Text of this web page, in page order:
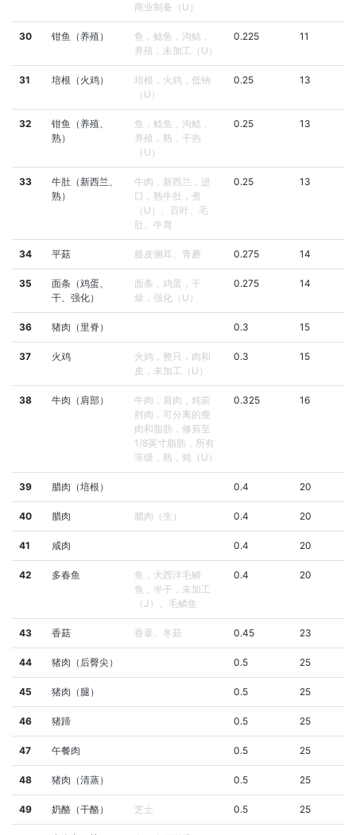
商业制备（U）
30 钳鱼（养殖）
鱼，鲶鱼，沟鲶，
养殖，未加工（U）
0.225 11
31 培根（火鸡）
培根，火鸡，低钠
（U）
0.25 13
32
钳鱼（养殖、
熟）
鱼，鲶鱼，沟鲶，
养殖，熟，干热
（U）
0.25 13
33
牛肚（新西兰、
熟）
牛肉，新西兰，进
口，熟牛肚，煮
（U）、百叶、毛
肚、牛胃
0.25 13
34 平菇 糙皮侧耳、青蘑 0.275 14
35
面条（鸡蛋、
干、强化）
面条，鸡蛋，干
燥，强化（U）
0.275 14
36 猪肉（里脊） 0.3 15
37 火鸡
火鸡，整只，肉和
皮，未加工（U）
0.3 15
38 牛肉（肩部）
牛肉，肩肉，炖前
肘肉，可分离的瘦
肉和脂肪，修剪至
1/8英寸脂肪，所有
等级，熟，炖（U）
0.325 16
39 腊肉（培根） 0.4 20
40 腊肉 腊肉（生） 0.4 20
41 咸肉 0.4 20
42 多春鱼
鱼，大西洋毛鳞
鱼，半干，未加工
（J）、毛鳞鱼
0.4 20
43 香菇 香蔁、冬菇 0.45 23
44 猪肉（后臀尖） 0.5 25
45 猪肉（腿） 0.5 25
46 猪蹄 0.5 25
47 午餐肉 0.5 25
48 猪肉（清蒸） 0.5 25
49 奶酪（干酪） 芝士 0.5 25